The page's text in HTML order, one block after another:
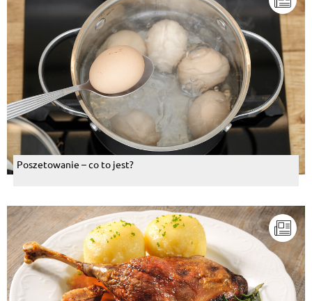
Poszetowanie – co to jest?